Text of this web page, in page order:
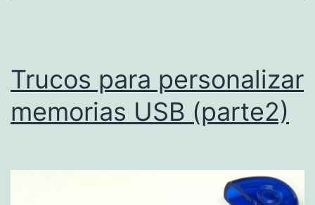
Trucos para personalizar
memorias USB (parte2)